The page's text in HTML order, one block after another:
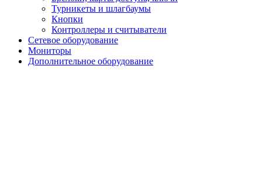
Турникеты и шлагбаумы
Кнопки
Контроллеры и считыватели
Сетевое оборудование
Мониторы
Дополнительное оборудование